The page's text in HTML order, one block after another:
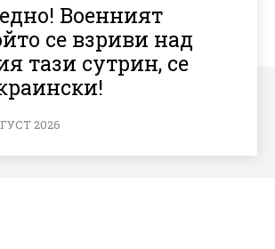
Военният
се взриви над
тази сутрин, се
2026